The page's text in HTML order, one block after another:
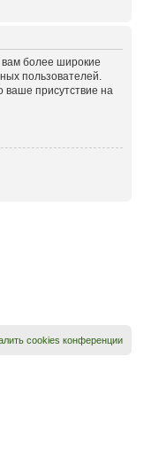
вам более широкие
пользователей.
ваше присутствие на
cookies конференции